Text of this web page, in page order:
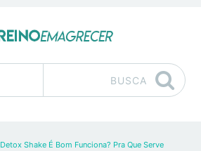
BUSCA
Detox Shake É Bom Funciona? Pra Que Serve